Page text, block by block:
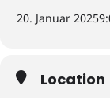
20. Januar 2025
Location